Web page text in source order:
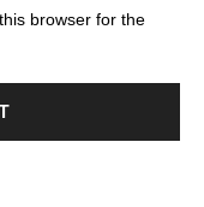
browser for the